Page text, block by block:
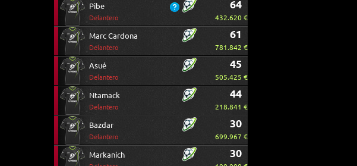
Pibe
Delantero
64
432.620 €
Marc Cardona
Delantero
61
781.842 €
Asué
Delantero
45
505.425 €
Ntamack
Delantero
44
218.841 €
Bazdar
Delantero
30
699.967 €
Markanich 30